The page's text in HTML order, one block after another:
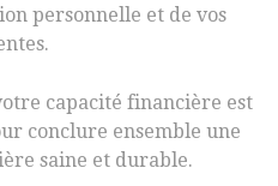
personnelle et de vos
capacité financière est
conclure ensemble une
saine et durable.